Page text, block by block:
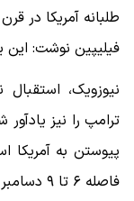
طلبانه آمریکا در
فیلیپین نوشت:
نیوزویک،
ترامپ را نیز
پیوستن به آمریکا